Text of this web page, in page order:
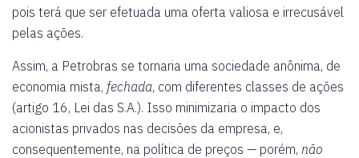
pois terá que ser efetuada uma oferta valiosa e irrecusável
pelas ações.
Assim, a Petrobras se tornaria uma sociedade anônima, de
economia mista, fechada, com diferentes classes de ações
(artigo 16, Lei das S.A.). Isso minimizaria o impacto dos
acionistas privados nas decisões da empresa, e,
consequentemente, na política de preços — porém, não